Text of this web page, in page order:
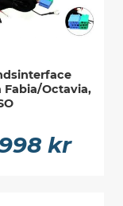
Fabia/Octavia,
kr